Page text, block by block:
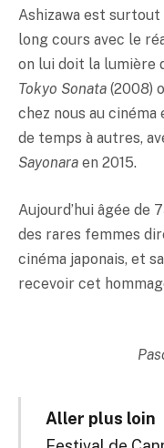
Ashizawa est
long cours avec le
on lui doit la lumière
Tokyo Sonata (2008)
chez nous au cinéma
de temps à autres,
Sayonara en 2015.
Aujourd’hui âgée de
des rares femmes
cinéma japonais, et
recevoir cet
Aller plus loin